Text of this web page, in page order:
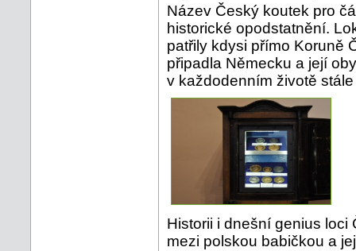
Název Český koutek pro
historické opodstatnění.
patřily kdysi přímo Koruně
připadla Německu a její
v každodenním životě
Historii i dnešní genius
mezi polskou babičkou a